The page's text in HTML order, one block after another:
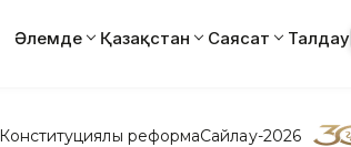
Әлемде Қазақстан Саясат Талдау
Конституциялық реформаСайлау-2026